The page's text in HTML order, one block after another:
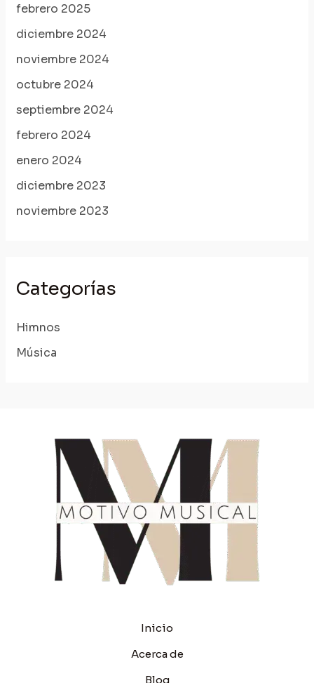
febrero 2025
diciembre 2024
noviembre 2024
octubre 2024
septiembre 2024
febrero 2024
enero 2024
diciembre 2023
noviembre 2023
Categorías
Himnos
Música
Inicio
Acerca de
Blog